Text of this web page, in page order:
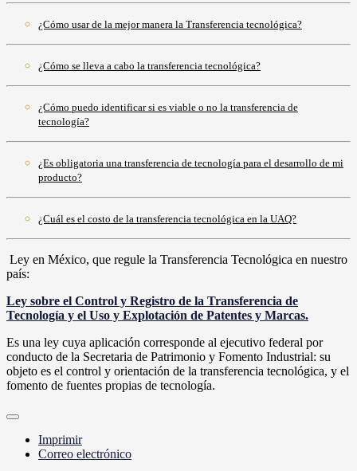
¿Cómo usar de la mejor manera la Transferencia tecnológica?
¿Cómo se lleva a cabo la transferencia tecnológica?
¿Cómo puedo identificar si es viable o no la transferencia de
tecnología?
¿Es obligatoria una transferencia de tecnología para el desarrollo de mi
producto?
¿Cuál es el costo de la transferencia tecnológica en la UAQ?
Ley en México, que regule la Transferencia Tecnológica en nuestro
país:
Ley sobre el Control y Registro de la Transferencia de
Tecnología y el Uso y Explotación de Patentes y Marcas.
Es una ley cuya aplicación corresponde al ejecutivo federal por
conducto de la Secretaria de Patrimonio y Fomento Industrial: su
objeto es el control y orientación de la transferencia tecnológica, y el
fomento de fuentes propias de tecnología.
Imprimir
Correo electrónico